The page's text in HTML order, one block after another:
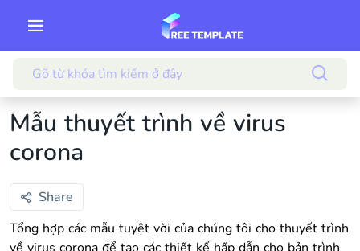
Mẫu thuyết trình về virus
corona
Share
Tổng hợp các mẫu tuyệt vời của chúng tôi cho thuyết trình